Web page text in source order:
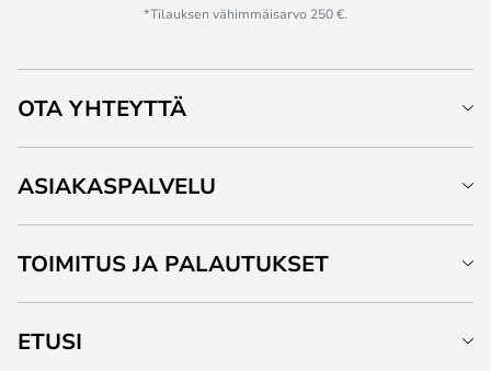
*Tilauksen vähimmäisarvo 250 €.
OTA YHTEYTTÄ
ASIAKASPALVELU
TOIMITUS JA PALAUTUKSET
ETUSI